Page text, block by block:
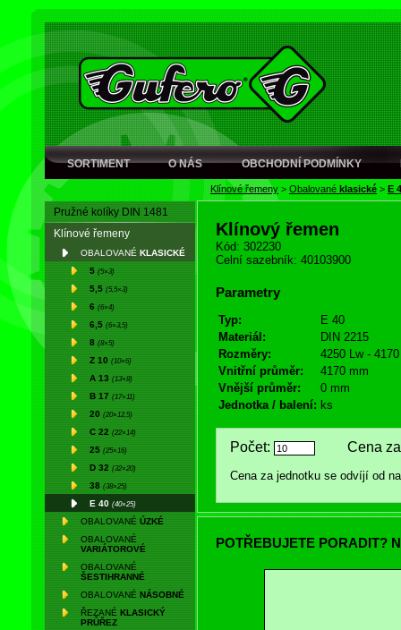
SORTIMENT O NÁS OBCHODNÍ PODMÍNKY
Klínové řemeny > Obalované klasické > E
Pružné kolíky DIN 1481
Klínové řemeny
OBALOVANÉ KLASICKÉ
5 (5×3)
5,5 (5,5×3)
6 (6×4)
6,5 (6×3,5)
8 (8×5)
Z 10 (10×6)
A 13 (13×8)
B 17 (17×11)
20 (20×12,5)
C 22 (22×14)
25 (25×16)
D 32 (32×20)
38 (38×25)
E 40 (40×25)
OBALOVANÉ ÚZKÉ
OBALOVANÉ
VARIÁTOROVÉ
OBALOVANÉ
ŠESTIHRANNÉ
OBALOVANÉ NÁSOBNÉ
ŘEZANÉ KLASICKÝ
PRŮŘEZ
Klínový řemen
Kód: 302230
Celní sazebník: 40103900
Parametry
Typ:
E 40
Materiál:
DIN 2215
Rozměry:
4250 Lw -
Vnitřní průměr:
4170 mm
Vnější průměr:
0 mm
Jednotka / balení: ks
Počet: Cena za
Cena za jednotku se odvíjí od
POTŘEBUJETE PORADIT?